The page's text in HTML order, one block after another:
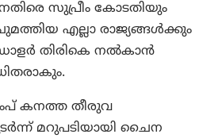
സുപ്രീം കോടതിയും
എല്ലാ രാജ്യങ്ങൾക്കും
തിരികെ നൽകാൻ
കനത്ത തീരുവ
മറുപടിയായി ചൈന